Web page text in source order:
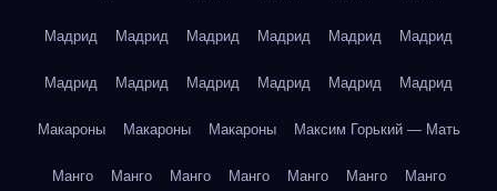
Мадрид Мадрид Мадрид Мадрид Мадрид Мадрид
Мадрид Мадрид Мадрид Мадрид Мадрид Мадрид
Макароны Макароны Макароны Максим Горький — Мать
Манго Манго Манго Манго Манго Манго Манго